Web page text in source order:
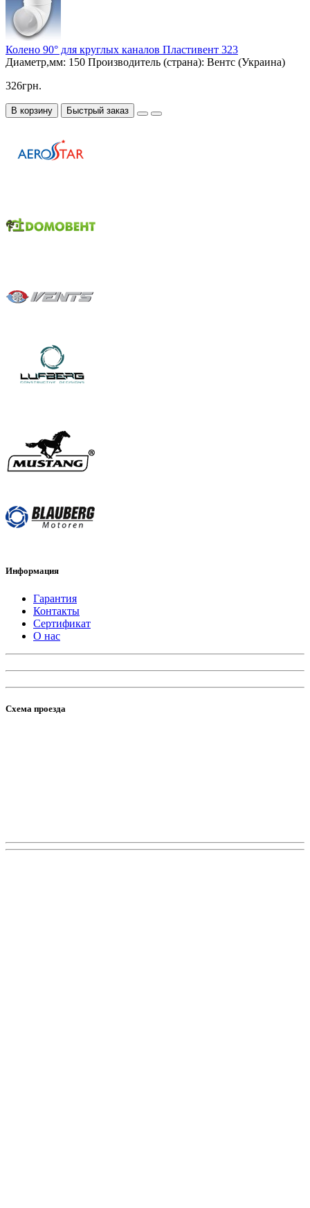
Колено 90° для круглых каналов Пластивент 323
Диаметр,мм: 150 Производитель (страна): Вентс (Украина)
326грн.
В корзину Быстрый заказ
Информация
Гарантия
Контакты
Сертификат
О нас
Схема проезда